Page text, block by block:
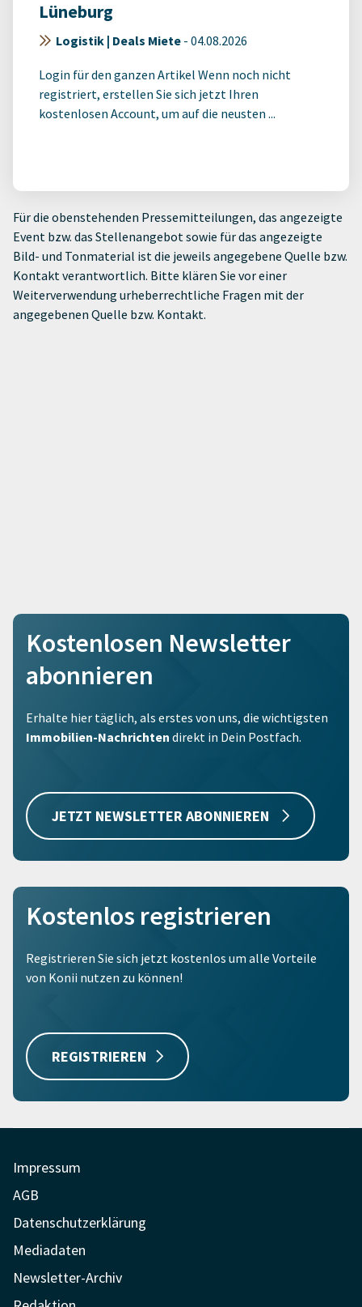
Lüneburg
Logistik | Deals Miete - 04.08.2026
Login für den ganzen Artikel Wenn noch nicht
registriert, erstellen Sie sich jetzt Ihren
kostenlosen Account, um auf die neusten ...
Für die obenstehenden Pressemitteilungen, das angezeigte
Event bzw. das Stellenangebot sowie für das angezeigte
Bild- und Tonmaterial ist die jeweils angegebene Quelle bzw.
Kontakt verantwortlich. Bitte klären Sie vor einer
Weiterverwendung urheberrechtliche Fragen mit der
angegebenen Quelle bzw. Kontakt.
Kostenlosen Newsletter
abonnieren
Erhalte hier täglich, als erstes von uns, die wichtigsten
Immobilien-Nachrichten direkt in Dein Postfach.
JETZT NEWSLETTER ABONNIEREN
Kostenlos registrieren
Registrieren Sie sich jetzt kostenlos um alle Vorteile
von Konii nutzen zu können!
REGISTRIEREN
Impressum
AGB
Datenschutzerklärung
Mediadaten
Newsletter-Archiv